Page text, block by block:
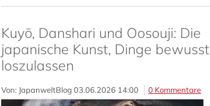
Kuyō, Danshari und Oosouji: Die
japanische Kunst, Dinge bewusst
loszulassen
Von: JapanweltBlog03.06.2026 14:00 0 Kommentare